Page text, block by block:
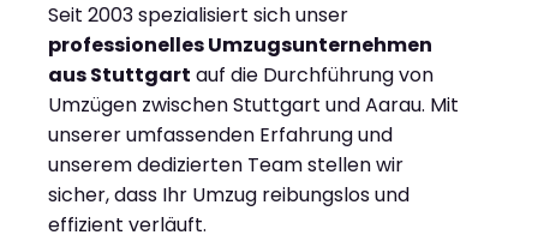
Seit 2003 spezialisiert sich unser
professionelles Umzugsunternehmen
aus Stuttgart auf die Durchführung von
Umzügen zwischen Stuttgart und Aarau. Mit
unserer umfassenden Erfahrung und
unserem dedizierten Team stellen wir
sicher, dass Ihr Umzug reibungslos und
effizient verläuft.